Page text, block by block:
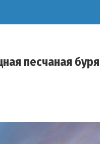
песчаная буря